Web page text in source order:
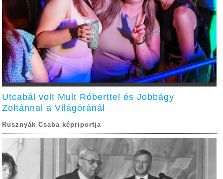
Utcabál volt Mult Róberttel és Jobbágy
Zoltánnal a Világóránál
Rusznyák Csaba képriportja